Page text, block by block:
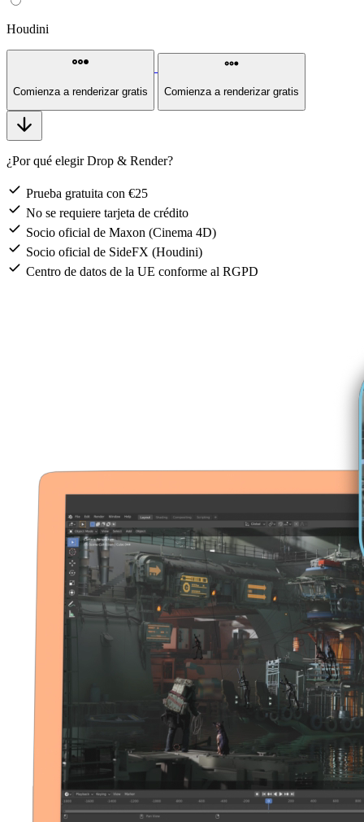
Houdini
steppers
Comienza a renderizar gratis
steppers
Comienza a renderizar gratis
arrow_downward
¿Por qué elegir Drop & Render?
check Prueba gratuita con €25
check No se requiere tarjeta de crédito
check Socio oficial de Maxon (Cinema 4D)
check Socio oficial de SideFX (Houdini)
check Centro de datos de la UE conforme al RGPD